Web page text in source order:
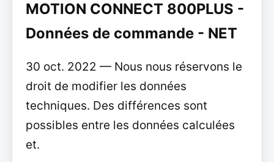
MOTION CONNECT 800PLUS -
Données de commande - NET
30 oct. 2022 — Nous nous réservons le
droit de modifier les données
techniques. Des différences sont
possibles entre les données calculées
et.